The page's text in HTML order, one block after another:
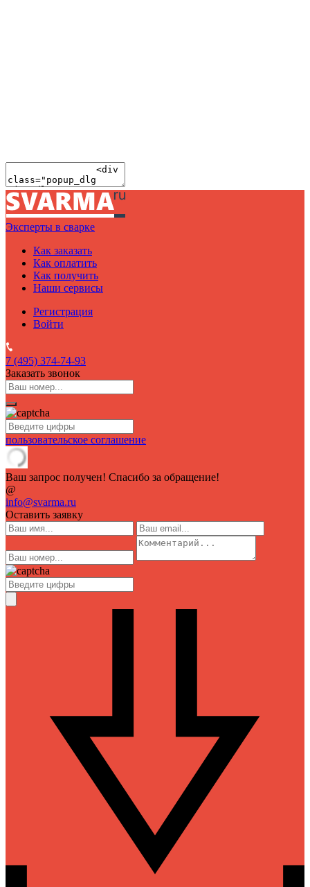
Эксперты в сварке
Как заказать
Как оплатить
Как получить
Наши сервисы
Регистрация
Войти
7 (495) 374-74-93
Заказать звонок
пользовательское соглашение
Ваш запрос получен! Спасибо за обращение!
@
info@svarma.ru
Оставить заявку